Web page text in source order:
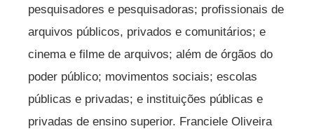
pesquisadores e pesquisadoras; profissionais de
arquivos públicos, privados e comunitários; e
cinema e filme de arquivos; além de órgãos do
poder público; movimentos sociais; escolas
públicas e privadas; e instituições públicas e
privadas de ensino superior. Franciele Oliveira